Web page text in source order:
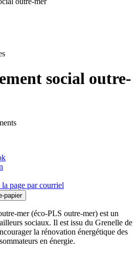
social outre-
la page par courriel
papier
mer (éco-PLS outre-mer) est un
sociaux. Il est issu du Grenelle de
la rénovation énergétique des
en énergie.